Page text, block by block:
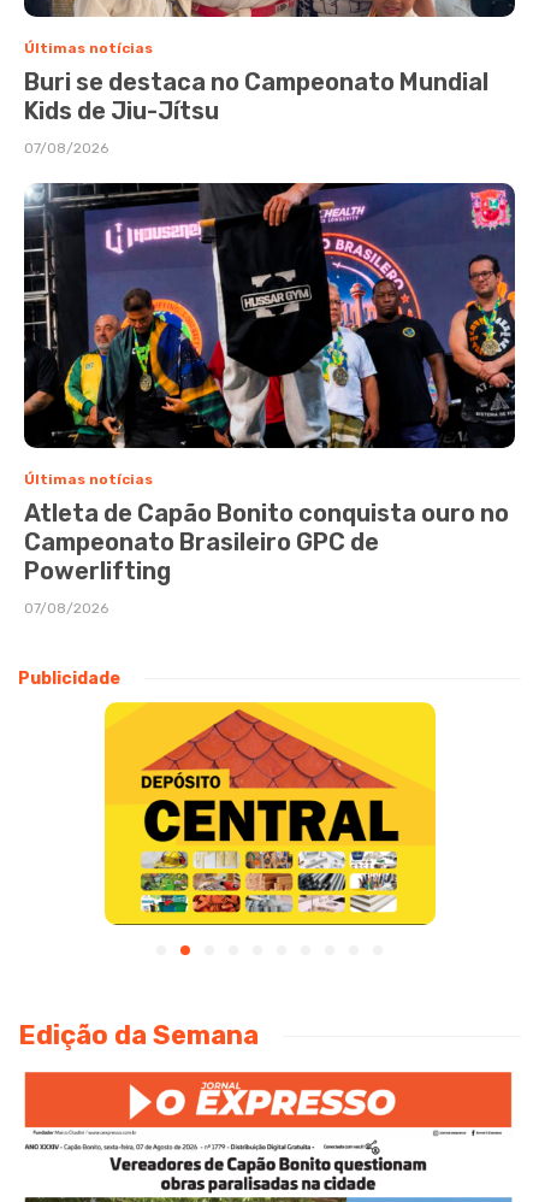
Últimas notícias
Buri se destaca no Campeonato Mundial
Kids de Jiu-Jítsu
07/08/2026
Últimas notícias
Atleta de Capão Bonito conquista ouro no
Campeonato Brasileiro GPC de
Powerlifting
07/08/2026
Publicidade
Edição da Semana